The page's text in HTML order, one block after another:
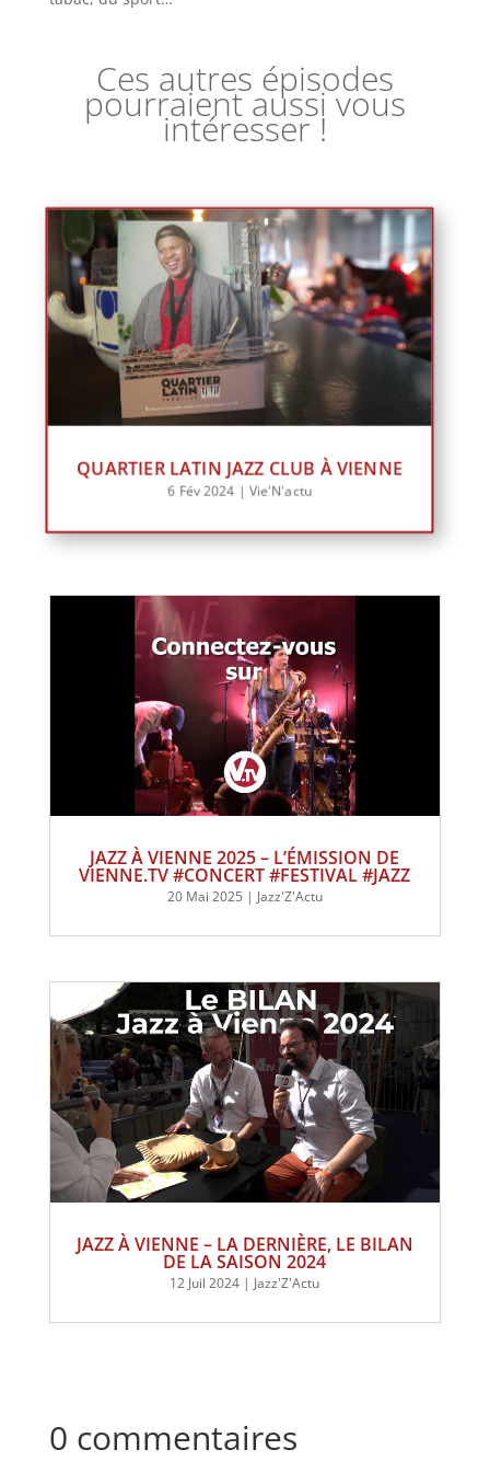
Ces autres épisodes
pourraient aussi vous
intéresser !
QUARTIER LATIN JAZZ CLUB À VIENNE
6 Fév 2024 | Vie'N'actu
JAZZ À VIENNE 2025 – L’ÉMISSION DE
VIENNE.TV #CONCERT #FESTIVAL #JAZZ
20 Mai 2025 | Jazz'Z'Actu
JAZZ À VIENNE – LA DERNIÈRE, LE BILAN
DE LA SAISON 2024
12 Juil 2024 | Jazz'Z'Actu
0 commentaires